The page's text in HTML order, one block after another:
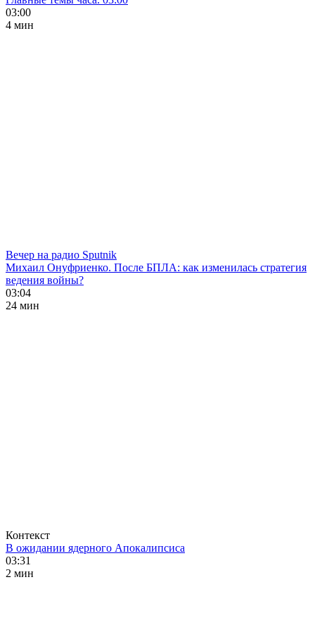
03:00
4 мин
Вечер на радио Sputnik
Михаил Онуфриенко. После БПЛА: как изменилась стратегия
ведения войны?
03:04
24 мин
Контекст
В ожидании ядерного Апокалипсиса
03:31
2 мин